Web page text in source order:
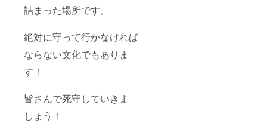
詰まった場所です。
絶対に守って行かなければ
ならない文化でもありま
す！
皆さんで死守していきま
しょう！